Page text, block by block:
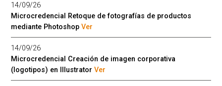
14/09/26
Microcredencial Retoque de fotografías de productos
mediante PhotoshopVer
14/09/26
Microcredencial Creación de imagen corporativa
(logotipos) en IllustratorVer